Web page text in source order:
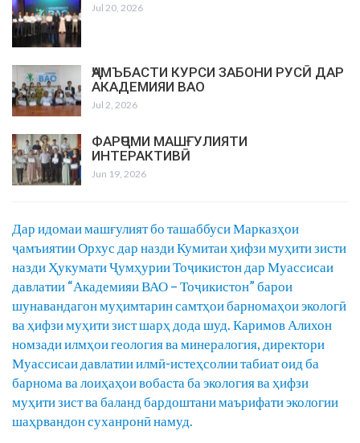
Jul 20, 2026
ҶАМЪБАСТИ КУРСИ ЗАБОНИ РУСӢ ДАР
АКАДЕМИЯИ ВАО
Jul 2, 2026
ФАРҶОМИ МАШҒУЛИЯТИ
ИНТЕРАКТИВӢ
Jun 19, 2026
Дар идомаи машғулият бо ташаббуси Марказҳои
ҷамъиятии Орхус дар назди Кумитаи ҳифзи муҳити зисти
назди Ҳукумати Ҷумҳурии Тоҷикистон дар Муассисаи
давлатии “Академияи ВАО – Тоҷикистон” барои
шунавандагон муҳимтарин самтҳои барномаҳои экологӣ
ва ҳифзи муҳити зист шарҳ дода шуд. Каримов Алихон
номзади илмҳои геология ва минералогия, директори
Муассисаи давлатии илмӣ-истеҳсолии табиат оид ба
барнома ва лоиҳаҳои вобаста ба экология ва ҳифзи
муҳити зист ва баланд бардоштани маърифати экологии
шаҳрвандон суханронӣ намуд.